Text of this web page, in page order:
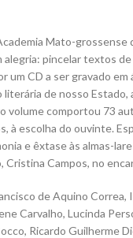
Mato-grossense
alegria: pincelar textos
um CD a ser gravado
literária de nosso
volume comportou 73
à escolha do ouvinte.
e êxtase às almas-
Cristina Campos, no
de Aquino Correa,
Carvalho, Lucinda
Ricardo Guilherme